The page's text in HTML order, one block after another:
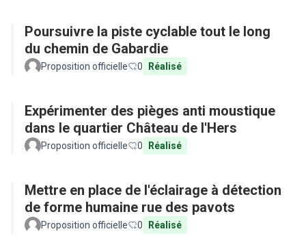
Poursuivre la piste cyclable tout le long
du chemin de Gabardie
Proposition officielle 0 Réalisé
Expérimenter des pièges anti moustique
dans le quartier Château de l'Hers
Proposition officielle 0 Réalisé
Mettre en place de l'éclairage à détection
de forme humaine rue des pavots
Proposition officielle 0 Réalisé